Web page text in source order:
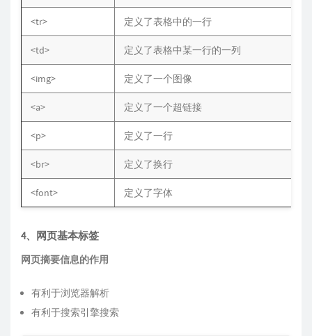
<tr> 定义了表格中的一行
<td> 定义了表格中某一行的一列
<img> 定义了一个图像
<a> 定义了一个超链接
<p> 定义了一行
<br> 定义了换行
<font> 定义了字体
4、网页基本标签
网页摘要信息的作用
有利于浏览器解析
有利于搜索引擎搜索